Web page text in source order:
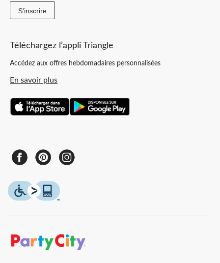
S'inscrire
Téléchargez l’appli Triangle
Accédez aux offres hebdomadaires personnalisées
En savoir plus